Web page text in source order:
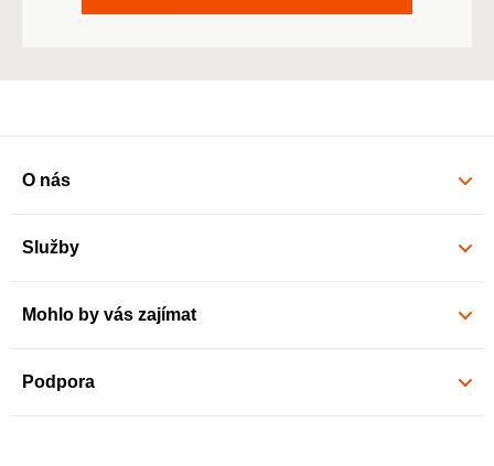
O nás
Služby
Mohlo by vás zajímat
Podpora